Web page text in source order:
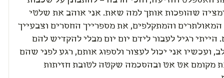
שהופכות אותך למה שאת. אני אוהב את שלטי
המאולתרים והמתקלפים, את מספרייך החסרים וצבעייך
הייתי רגיל לעבור לידם יום יום מבלי להקדיש להם
ועכשיו אני יכול לעצור ולספוג אותם, רגע לפני שהם
מקומם אט אט ובהסכמה שקטה לטובת חזיתות